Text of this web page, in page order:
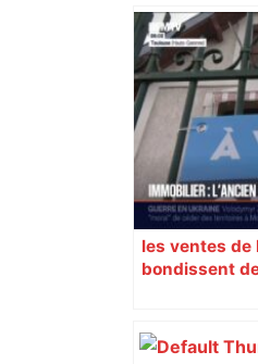
revendiquant
mouvement,
Décryptage.
les ventes de
bondissent